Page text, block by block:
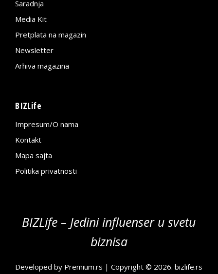
Saradnja
Media Kit
Pretplata na magazin
Newsletter
Arhiva magazina
BIZLife
Impresum/O nama
Kontakt
Mapa sajta
Politika privatnosti
BIZLife – Jedini influenser u svetu
biznisa
Developed by Premium.rs | Copyright © 2026.bizlife.rs